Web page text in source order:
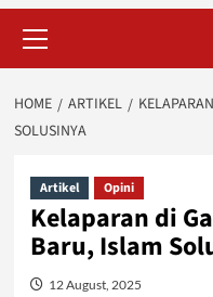
Menu
HOME ARTIKEL
SOLUSINYA
Artikel Opini
Kelaparan di
Baru, Islam
12 August, 2025